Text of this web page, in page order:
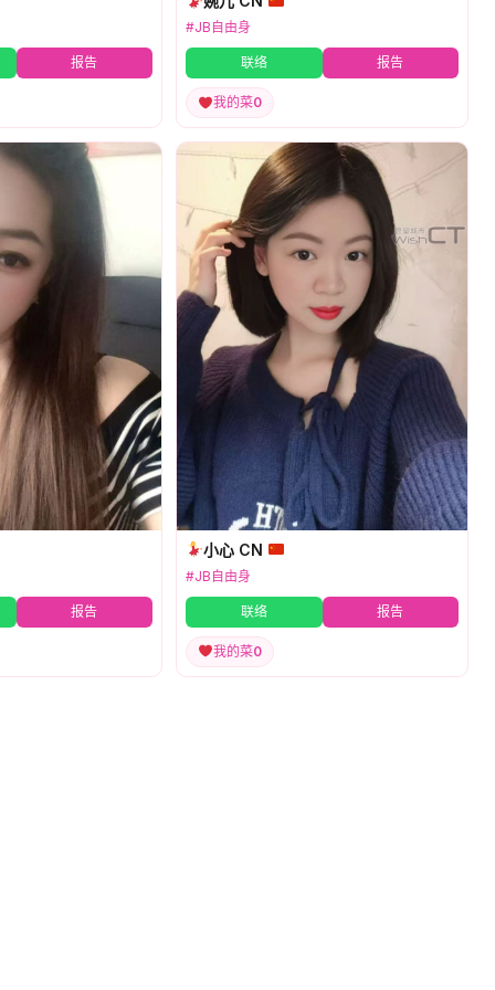
报告
#JB自由身
联络 报告
我的菜0
报告
小心 CN
#JB自由身
联络 报告
我的菜0